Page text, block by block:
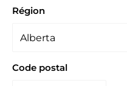
Région
Code postal